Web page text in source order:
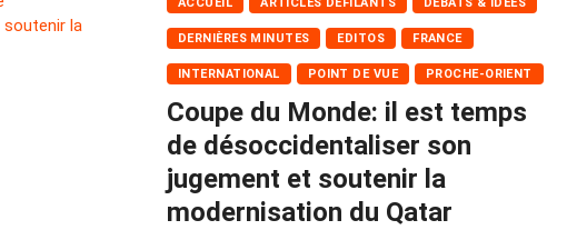
DERNIÈRES MINUTES EDITOS FRANCE
INTERNATIONAL POINT DE VUE PROCHE-ORIENT
Coupe du Monde: il est temps
de désoccidentaliser son
jugement et soutenir la
modernisation du Qatar